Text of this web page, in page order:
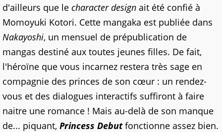
d'ailleurs que le character design ait été confié à
Momoyuki Kotori. Cette mangaka est publiée dans
Nakayoshi, un mensuel de prépublication de
mangas destiné aux toutes jeunes filles. De fait,
l'héroïne que vous incarnez restera très sage en
compagnie des princes de son cœur : un rendez-
vous et des dialogues interactifs suffiront à faire
naitre une romance ! Mais au-delà de son manque
de... piquant, Princess Debutfonctionne assez bien.